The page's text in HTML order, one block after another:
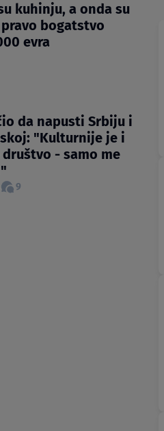
kuhinju, a onda su
bogatstvo
evra
da napusti Srbiju i
"Kulturnije je i
- samo me
9